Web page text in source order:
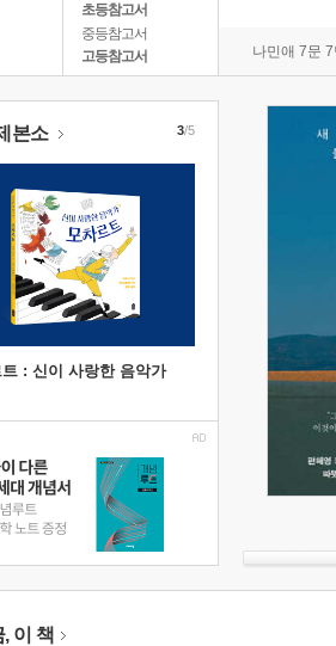
초등참고서
중등참고서
고등참고서
나민애 7문
본소
트 : 신이 사랑한 음악가
3/5
이 책